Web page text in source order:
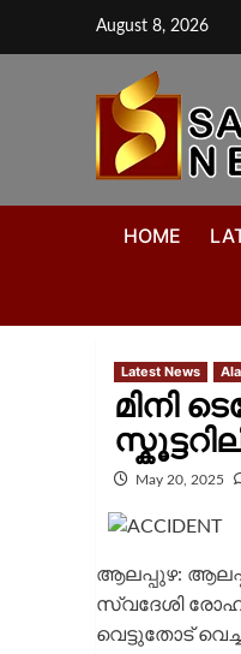
August 8, 2026
HOME
Latest News
മിനി
May 20, 2025
ആലപ്പുഴ:
സ്വദേശി
വെട്ടുതോട്